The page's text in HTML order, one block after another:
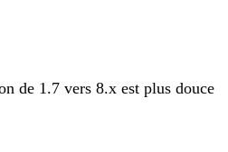
de 1.7 vers 8.x est plus douce